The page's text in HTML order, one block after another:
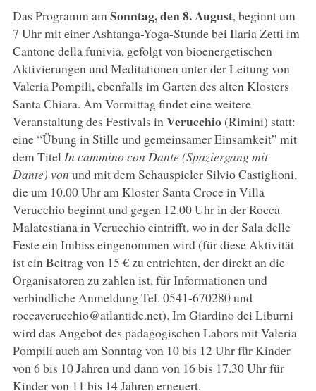
Das Programm am Sonntag, den 8. August, beginnt um
7 Uhr mit einer Ashtanga-Yoga-Stunde bei Ilaria Zetti im
Cantone della funivia, gefolgt von bioenergetischen
Aktivierungen und Meditationen unter der Leitung von
Valeria Pompili, ebenfalls im Garten des alten Klosters
Santa Chiara. Am Vormittag findet eine weitere
Veranstaltung des Festivals in Verucchio(Rimini) statt:
eine “Übung in Stille und gemeinsamer Einsamkeit” mit
dem Titel In cammino con Dante (Spaziergang mit
Dante) von und mit dem Schauspieler Silvio Castiglioni,
die um 10.00 Uhr am Kloster Santa Croce in Villa
Verucchio beginnt und gegen 12.00 Uhr in der Rocca
Malatestiana in Verucchio eintrifft, wo in der Sala delle
Feste ein Imbiss eingenommen wird (für diese Aktivität
ist ein Beitrag von 15 € zu entrichten, der direkt an die
Organisatoren zu zahlen ist, für Informationen und
verbindliche Anmeldung Tel. 0541-670280 und
roccaverucchio@atlantide.net). Im Giardino dei Liburni
wird das Angebot des pädagogischen Labors mit Valeria
Pompili auch am Sonntag von 10 bis 12 Uhr für Kinder
von 6 bis 10 Jahren und dann von 16 bis 17.30 Uhr für
Kinder von 11 bis 14 Jahren erneuert.